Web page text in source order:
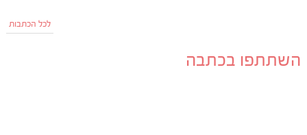
לכל הכתבות
השתתפו בכתבה